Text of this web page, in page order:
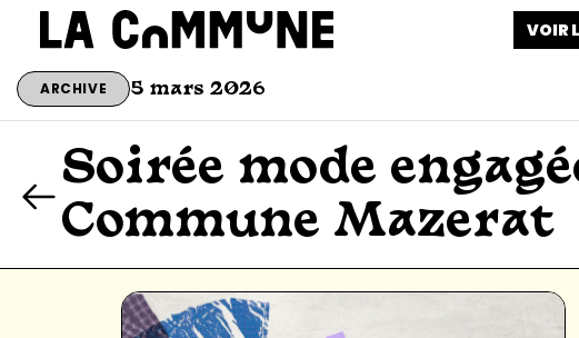
VOIR
ARCHIVE 5 mars 2026
Soirée mode
Commune Mazerat